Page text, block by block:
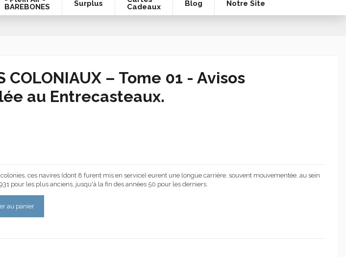
BAREBONES
Surplus
Cadeaux
Blog Notre Site
COLONIAUX – Tome 01 - Avisos
au Entrecasteaux.
ces navires (dont 8 furent mis en service) eurent une longue carrière, souvent mouvementée, au sein
pour les plus anciens, jusqu'à la fin des années 50 pour les derniers.
au panier